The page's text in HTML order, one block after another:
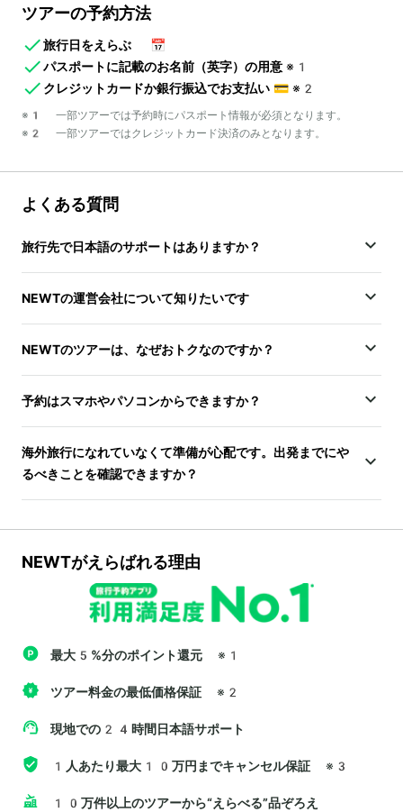
ツアーの予約方法
旅行日をえらぶ
📅
パスポートに記載のお名前（英字）の用意 ※1
クレジットカードか銀行振込でお支払い 💳 ※2
※1 一部ツアーでは予約時にパスポート情報が必須となります。
※2 一部ツアーではクレジットカード決済のみとなります。
よくある質問
旅行先で日本語のサポートはありますか？
NEWTの運営会社について知りたいです
NEWTのツアーは、なぜおトクなのですか？
予約はスマホやパソコンからできますか？
海外旅行になれていなくて準備が心配です。出発までにや
るべきことを確認できますか？
NEWTがえらばれる理由
最大5%分のポイント還元 ※1
ツアー料金の最低価格保証 ※2
現地での24時間日本語サポート
1人あたり最大10万円までキャンセル保証 ※3
10万件以上のツアーから“えらべる”品ぞろえ